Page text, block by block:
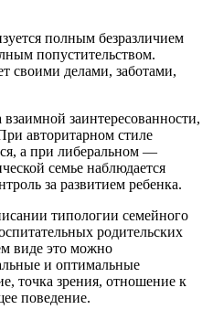
полным безразличием
попустительством.
своими делами, заботами,
заинтересованности,
авторитарном стиле
а при либеральном —
семье наблюдается
за развитием ребенка.
типологии семейного
родительских
виде это можно
и оптимальные
точка зрения, отношение к
поведение.